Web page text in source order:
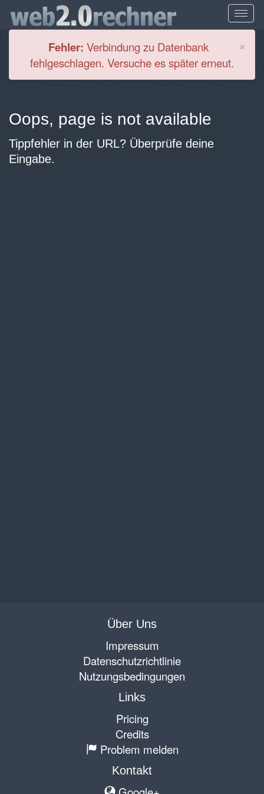
×
Fehler: Verbindung zu Datenbank
fehlgeschlagen. Versuche es später erneut.
Oops, page is not available
Tippfehler in der URL? Überprüfe deine
Eingabe.
Über Uns
Impressum
Datenschutzrichtlinie
Nutzungsbedingungen
Links
Pricing
Credits
Problem melden
Kontakt